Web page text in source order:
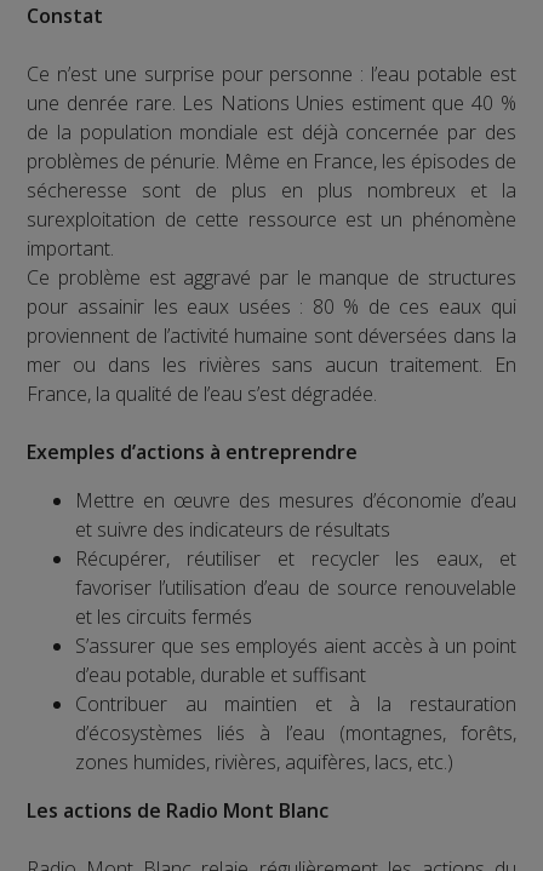
Constat
Ce n’est une surprise pour personne : l’eau potable est
une denrée rare. Les Nations Unies estiment que 40 %
de la population mondiale est déjà concernée par des
problèmes de pénurie. Même en France, les épisodes de
sécheresse sont de plus en plus nombreux et la
surexploitation de cette ressource est un phénomène
important.
Ce problème est aggravé par le manque de structures
pour assainir les eaux usées : 80 % de ces eaux qui
proviennent de l’activité humaine sont déversées dans la
mer ou dans les rivières sans aucun traitement. En
France, la qualité de l’eau s’est dégradée.
Exemples d’actions à entreprendre
Mettre en œuvre des mesures d’économie d’eau
et suivre des indicateurs de résultats
Récupérer, réutiliser et recycler les eaux, et
favoriser l’utilisation d’eau de source renouvelable
et les circuits fermés
S’assurer que ses employés aient accès à un point
d’eau potable, durable et suffisant
Contribuer au maintien et à la restauration
d’écosystèmes liés à l’eau (montagnes, forêts,
zones humides, rivières, aquifères, lacs, etc.)
Les actions de Radio Mont Blanc